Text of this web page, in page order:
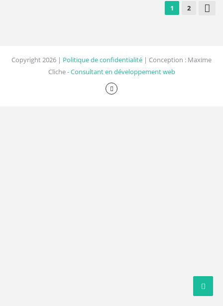
1 2
Copyright 2026 | Politique de confidentialité | Conception : Maxime
Cliche -Consultant en développement web